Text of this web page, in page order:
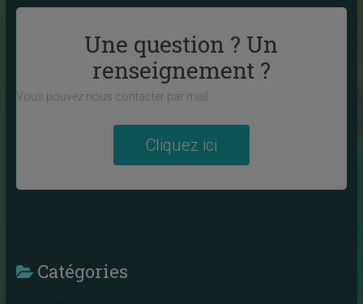
Une question ? Un
renseignement ?
Vous pouvez nous contacter par mail :
Cliquez ici
Catégories